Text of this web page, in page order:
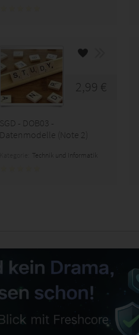
2,99 €
SGD - DOB03 -
Datenmodelle (Note 2)
Technik und Informatik